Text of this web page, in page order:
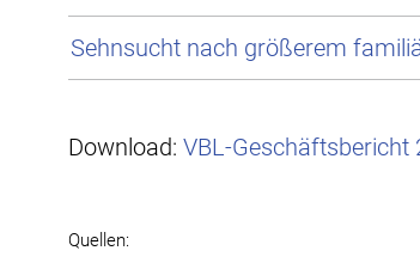
Sehnsucht nach größerem
Download: VBL-Geschäftsbericht
Quellen: